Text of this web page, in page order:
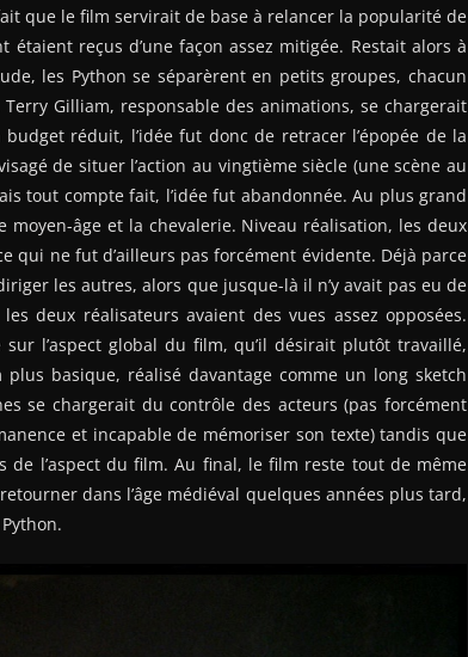
que le film servirait de base à relancer la popularité de
reçus d’une façon assez mitigée. Restait alors à
les Python se séparèrent en petits groupes, chacun
Gilliam, responsable des animations, se chargerait
réduit, l’idée fut donc de retracer l’épopée de la
de situer l’action au vingtième siècle (une scène au
tout compte fait, l’idée fut abandonnée. Au plus grand
âge et la chevalerie. Niveau réalisation, les deux
qui ne fut d’ailleurs pas forcément évidente. Déjà parce
les autres, alors que jusque-là il n’y avait pas eu de
deux réalisateurs avaient des vues assez opposées.
l’aspect global du film, qu’il désirait plutôt travaillé,
basique, réalisé davantage comme un long sketch
se chargerait du contrôle des acteurs (pas forcément
et incapable de mémoriser son texte) tandis que
de l’aspect du film. Au final, le film reste tout de même
dans l’âge médiéval quelques années plus tard,